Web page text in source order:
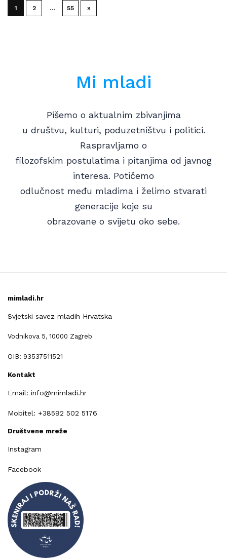
1 2 … 55 »
Mi mladi
Pišemo o aktualnim zbivanjima
u društvu, kulturi, poduzetništvu i politici.
Raspravljamo o
filozofskim postulatima i pitanjima od javnog
interesa. Potičemo
odlučnost među mladima i želimo stvarati
generacije koje su
obrazovane o svijetu oko sebe.
mimladi.hr
Svjetski savez mladih Hrvatska
Vodnikova 5, 10000 Zagreb
OIB: 93537511521
Kontakt
Email: info@mimladi.hr
Mobitel: +38592 502 5176
Društvene mreže
Instagram
Facebook